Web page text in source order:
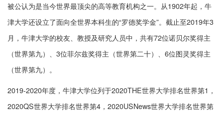
被公认为是当今世界最顶尖的高等教育机构之一。从1902年起，牛
津大学还设立了面向全世界本科生的“罗德奖学金”。截止至2019年3
月，牛津大学的校友、教授及研究人员中，共有72位诺贝尔奖得主
（世界第九）、3位菲尔兹奖得主（世界第二十）、6位图灵奖得主
（世界第九）。
2019-2020年度，牛津大学位列于2020THE世界大学排名世界第1，
2020QS世界大学排名世界第4，2020USNews世界大学排名世界第